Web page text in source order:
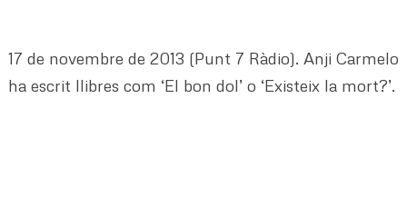
17 de novembre de 2013 (Punt 7 Ràdio). Anji Carmelo
ha escrit llibres com ‘El bon dol’ o ‘Existeix la mort?’.